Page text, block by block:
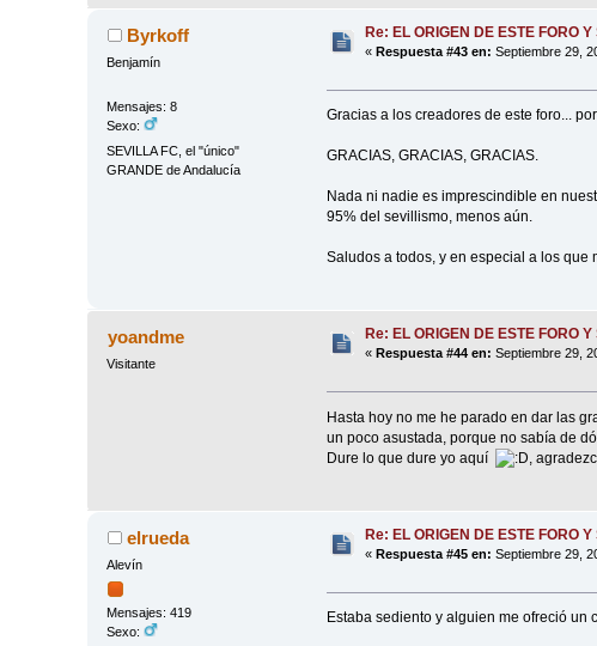
Byrkoff
Benjamín
Mensajes: 8
Sexo:
SEVILLA FC, el "único"
GRANDE de Andalucía
Re: EL ORIGEN DE ESTE FORO
«Respuesta #43 en: Septiembre 29,
Gracias a los creadores de este foro...
GRACIAS, GRACIAS, GRACIAS.
Nada ni nadie es imprescindible en
95% del sevillismo, menos aún.
Saludos a todos, y en especial a los que
yoandme
Visitante
Re: EL ORIGEN DE ESTE FORO
« Respuesta #44 en: Septiembre 29,
Hasta hoy no me he parado en dar las
un poco asustada, porque no sabía de
Dure lo que dure yo aquí
,
elrueda
Alevín
Mensajes: 419
Sexo:
Re: EL ORIGEN DE ESTE FORO
«Respuesta #45 en: Septiembre 29,
Estaba sediento y alguien me ofreció un